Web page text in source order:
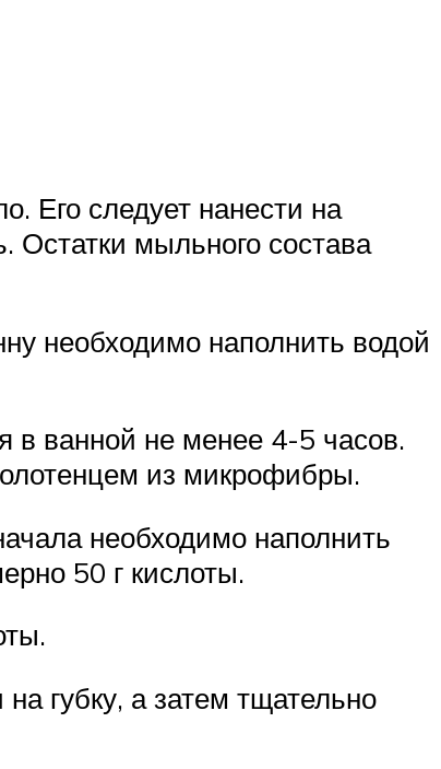
Его следует нанести на
Остатки мыльного состава
необходимо наполнить водой
в ванной не менее 4-5 часов.
из микрофибры.
необходимо наполнить
50 г кислоты.
губку, а затем тщательно